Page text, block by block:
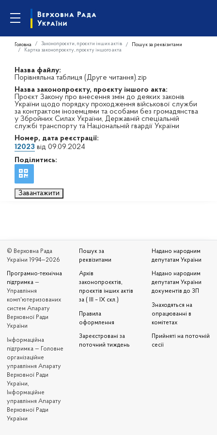
Головна Законопроєкти, проєкти інших актів
Пошук за реквізитами
Картка законопроєкту, проєкту іншого акта
Назва файлу:
Порівняльна таблиця (Друге читання).zip
Назва законопроєкту, проєкту іншого акта:
Проєкт Закону про внесення змін до деяких законів
України щодо порядку проходження військової служби
за контрактом іноземцями та особами без громадянства
у Збройних Силах України, Державній спеціальній
службі транспорту та Національній гвардії України
Номер, дата реєстрації:
12023 від 09.09.2024
Поділитись:
Завантажити
© Верховна Рада
України 1994—2026
Програмно-технічна
підтримка —
Управління
комп'ютеризованих
систем Апарату
Верховної Ради
України
Iнформаційна
підтримка — Головне
організаційне
управління Апарату
Верховної Ради
України,
Інформаційне
управління Апарату
Верховної Ради
України
Пошук за
реквізитами
Архів
законопроєктів,
проєктів інших актів
за ( III – IX скл.)
Правила
оформлення
Зареєстровані за
поточний тиждень
Надано народним
депутатам України
Надано народним
депутатам України
документів до ЗП
Знаходяться на
опрацюванні в
комітетах
Прийняті на поточній
сесії